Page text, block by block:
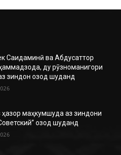
Саидаминӣ ва Абдусаттор
ду рӯзноманигори
зиндон озод шуданд
ҳазор маҳкумшуда аз зиндони
озод шуданд